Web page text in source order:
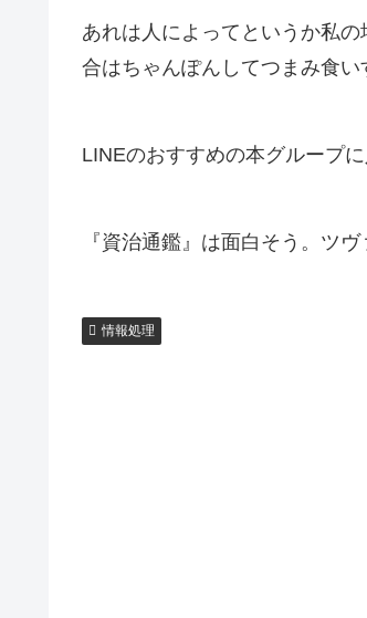
あれは人によってというか私
合はちゃんぽんしてつまみ食い
LINEのおすすめの本グループ
『資治通鑑』は面白そう。ツ
情報処理